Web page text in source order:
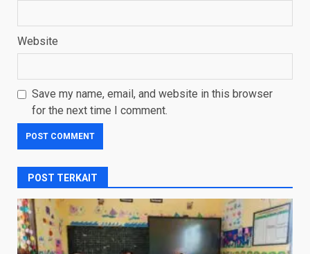
Website
Save my name, email, and website in this browser
for the next time I comment.
POST TERKAIT